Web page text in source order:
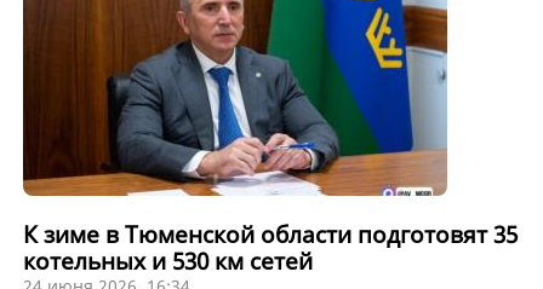
К зиме в Тюменской области подготовят 35
котельных и 530 км сетей